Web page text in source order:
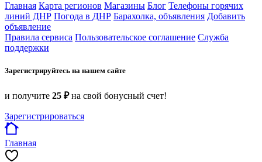
Главная Карта регионов Магазины Блог Телефоны горячих
линий ДНР Погода в ДНР Барахолка, объявления Добавить
объявление
Правила сервиса Пользовательское соглашение Служба
поддержки
Зарегистрируйтесь на нашем сайте
и получите 25 ₽на свой бонусный счет!
Зарегистрироваться
Главная